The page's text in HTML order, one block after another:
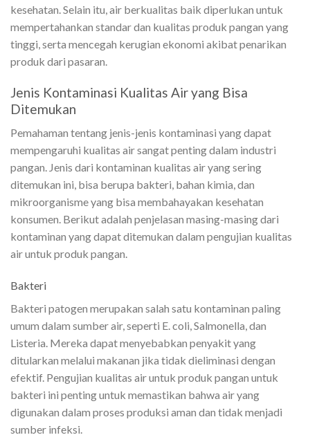
kesehatan. Selain itu, air berkualitas baik diperlukan untuk
mempertahankan standar dan kualitas produk pangan yang
tinggi, serta mencegah kerugian ekonomi akibat penarikan
produk dari pasaran.
Jenis Kontaminasi Kualitas Air yang Bisa
Ditemukan
Pemahaman tentang jenis-jenis kontaminasi yang dapat
mempengaruhi kualitas air sangat penting dalam industri
pangan. Jenis dari kontaminan kualitas air yang sering
ditemukan ini, bisa berupa bakteri, bahan kimia, dan
mikroorganisme yang bisa membahayakan kesehatan
konsumen. Berikut adalah penjelasan masing-masing dari
kontaminan yang dapat ditemukan dalam pengujian kualitas
air untuk produk pangan.
Bakteri
Bakteri patogen merupakan salah satu kontaminan paling
umum dalam sumber air, seperti E. coli, Salmonella, dan
Listeria. Mereka dapat menyebabkan penyakit yang
ditularkan melalui makanan jika tidak dieliminasi dengan
efektif. Pengujian kualitas air untuk produk pangan untuk
bakteri ini penting untuk memastikan bahwa air yang
digunakan dalam proses produksi aman dan tidak menjadi
sumber infeksi.